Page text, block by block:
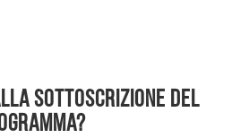
SOTTOSCRIZIONE DEL